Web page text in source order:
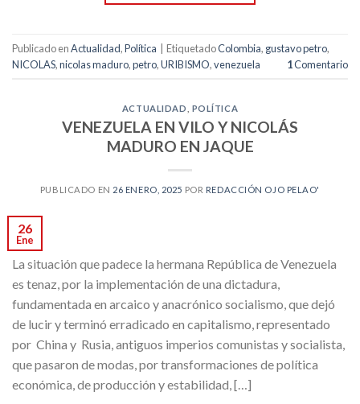
Publicado enActualidad,Política EtiquetadoColombia, gustavo petro,
NICOLAS,nicolas maduro,petro,URIBISMO,venezuela 1Comentario
ACTUALIDAD POLÍTICA
VENEZUELA EN VILO Y NICOLÁS
MADURO EN JAQUE
PUBLICADO EN 26 ENERO, 2025 POR REDACCIÓN OJO PELAO'
26
Ene
La situación que padece la hermana República de Venezuela
es tenaz, por la implementación de una dictadura,
fundamentada en arcaico y anacrónico socialismo, que dejó
de lucir y terminó erradicado en capitalismo, representado
por China y Rusia, antiguos imperios comunistas y socialista,
que pasaron de modas, por transformaciones de política
económica, de producción y estabilidad, […]